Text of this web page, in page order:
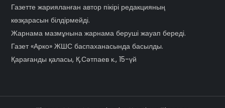
Газетте жарияланған автор пікірі редакцияның
көзқарасын білдірмейді.
Жарнама мазмұнына жарнама беруші жауап береді.
Газет «Арко» ЖШС баспаханасында басылды.
Қарағанды қаласы, Қ.Сәтпаев к., 15-үй